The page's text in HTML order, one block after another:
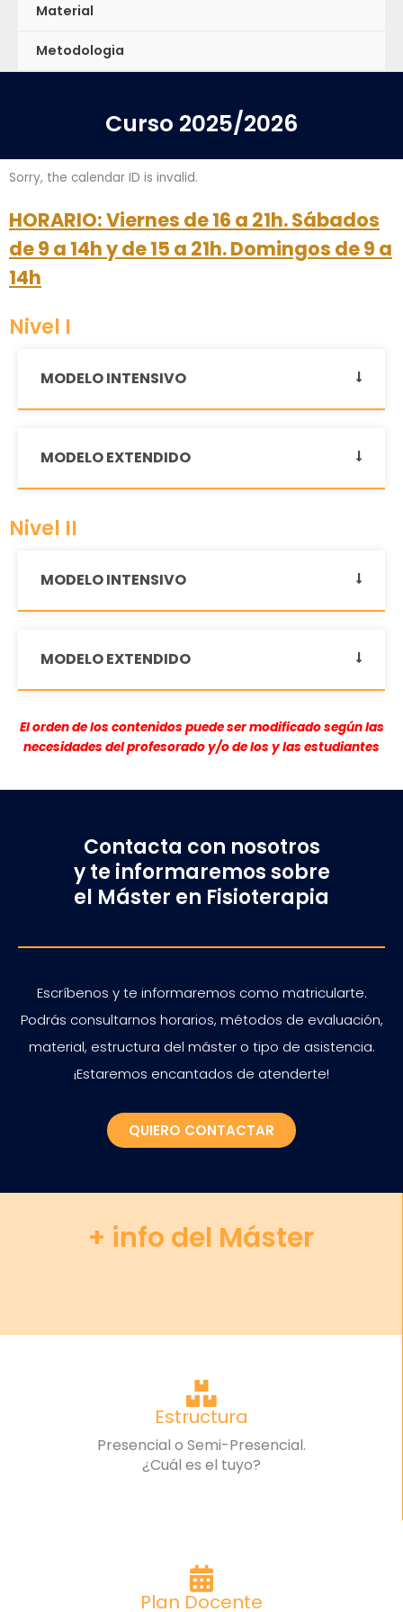
Material
Metodologia
Curso 2025/2026
Sorry, the calendar ID is invalid.
HORARIO: Viernes de 16 a 21h. Sábados
de 9 a 14h y de 15 a 21h. Domingos de 9 a
14h
Nivel I
MODELO INTENSIVO
MODELO EXTENDIDO
Nivel II
MODELO INTENSIVO
MODELO EXTENDIDO
El orden de los contenidos puede ser modificado según las
necesidades del profesorado y/o de los y las estudiantes
Contacta con nosotros
y te informaremos sobre
el Máster en Fisioterapia
Escríbenos y te informaremos como matricularte.
Podrás consultarnos horarios, métodos de evaluación,
material, estructura del máster o tipo de asistencia.
¡Estaremos encantados de atenderte!
QUIERO CONTACTAR
+ info del Máster
Estructura
Presencial o Semi-Presencial.
¿Cuál es el tuyo?
Plan Docente